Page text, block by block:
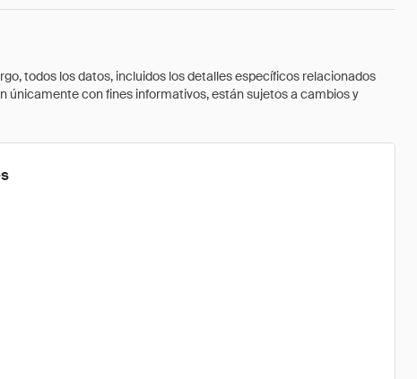
todos los datos, incluidos los detalles específicos relacionados
únicamente con fines informativos, están sujetos a cambios y